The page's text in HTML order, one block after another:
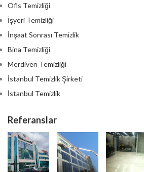
Ofis Temizliği
İşyeri Temizliği
İnşaat Sonrası Temizlik
Bina Temizliği
Merdiven Temizliği
İstanbul Temizlik Şirketi
İstanbul Temizlik
Referanslar